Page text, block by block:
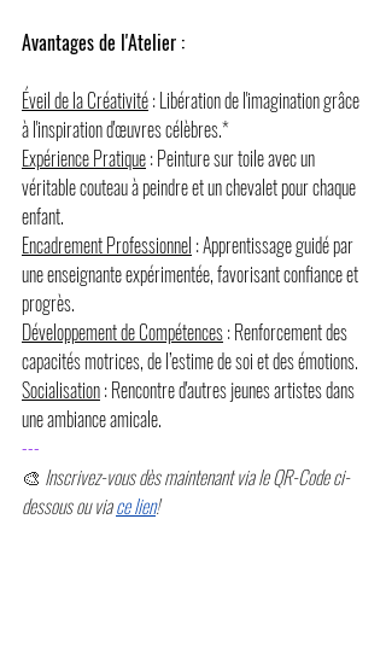
Avantages de l'Atelier :
Éveil de la Créativité : Libération de l'imagination grâce
à l'inspiration d'œuvres célèbres.*
Expérience Pratique : Peinture sur toile avec un
véritable couteau à peindre et un chevalet pour chaque
enfant.
Encadrement Professionnel : Apprentissage guidé par
une enseignante expérimentée, favorisant confiance et
progrès.
Développement de Compétences : Renforcement des
capacités motrices, de l’estime de soi et des émotions.
Socialisation : Rencontre d'autres jeunes artistes dans
une ambiance amicale.
---
🎨 Inscrivez-vous dès maintenant via le QR-Code ci-
dessous ou via ce lien!